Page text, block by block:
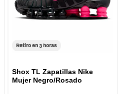
Retiro en 3 horas
Shox TL Zapatillas Nike
Mujer Negro/Rosado